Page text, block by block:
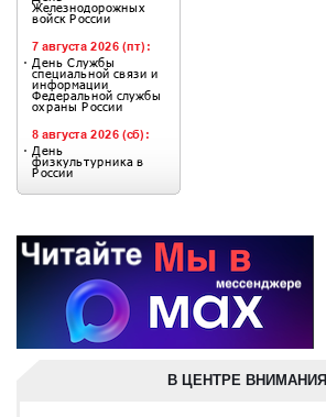
В ЦЕНТРЕ ВНИМАНИЯ